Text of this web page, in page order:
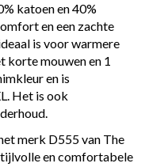
katoen en 40%
en een zachte
is voor warmere
korte mouwen en 1
en is
Het is ook
merk D555 van The
en comfortabele